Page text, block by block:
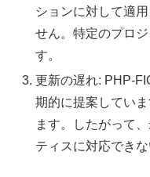
ションに対して適
せん。特定のプロ
す。
更新の遅れ: PHP-
期的に提案してい
ます。したがって
ティスに対応でき